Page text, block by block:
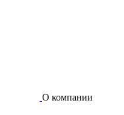
О компании